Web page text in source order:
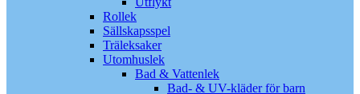
Rollek
Sällskapsspel
Träleksaker
Utomhuslek
Bad & Vattenlek
Bad- & UV-kläder för barn